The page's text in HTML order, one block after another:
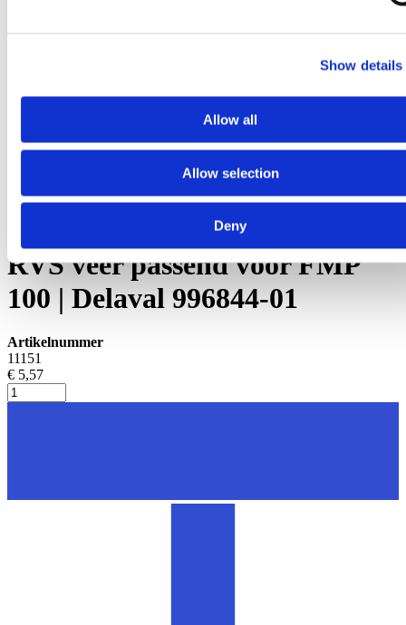
Show details
Allow all
Allow selection
Deny
RVS veer passend voor FMP
100 | Delaval 996844-01
Artikelnummer
11151
€ 5,57